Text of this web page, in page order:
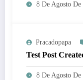
8 De Agosto De
Pracadopapa
Test Post
8 De Agosto De